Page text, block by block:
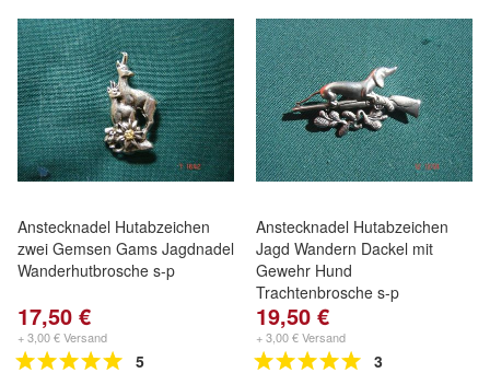
Anstecknadel Hutabzeichen
zwei Gemsen Gams Jagdnadel
Wanderhutbrosche s-p
17,50 €
+ 3,00 € Versand
5
Anstecknadel Hutabzeichen
Jagd Wandern Dackel mit
Gewehr Hund
Trachtenbrosche s-p
19,50 €
+ 3,00 € Versand
3